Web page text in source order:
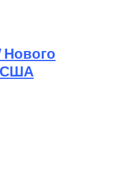
Нового
США